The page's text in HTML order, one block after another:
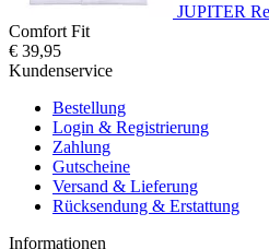
JUPITER
Comfort Fit
€ 39,95
Kundenservice
Bestellung
Login & Registrierung
Zahlung
Gutscheine
Versand & Lieferung
Rücksendung & Erstattung
Informationen